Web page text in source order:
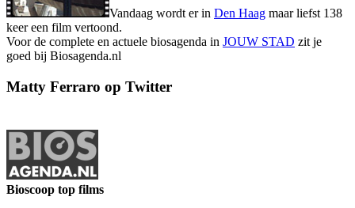
Vandaag wordt er in Den Haag maar liefst 138
keer een film vertoond.
Voor de complete en actuele biosagenda in JOUW STAD zit je
goed bij Biosagenda.nl
Matty Ferraro op Twitter
Bioscoop top films